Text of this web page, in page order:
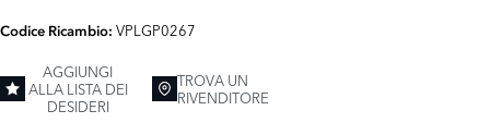
Codice Ricambio: VPLGP0267
AGGIUNGI
ALLA LISTA DEI
DESIDERI
TROVA UN
RIVENDITORE